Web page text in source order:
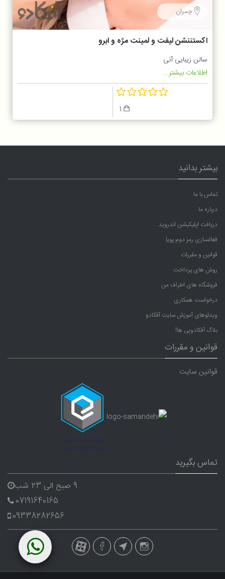
چمران
اکستننشن لیفت و لمینت مژه و ابرو
سالن زیبایی آنی
اطلاعات بیشتر...
بیشتر بدانید
تماس با ما
درباره ما
دریافت اپلیکیشن اندروید
فعالسازی رمز دوم پویا
قوانین و مقررات
روش های پرداخت
فروشگاه های اطراف من
درخواست همکاری
ویدئوهای آموزش سایت آفکادو
بلاگ آفکادویی ها!
قوانین و مقررات
قوانین سایت
تماس بگیرید
9 صبح الی 23 شب
07191640165
09338282656